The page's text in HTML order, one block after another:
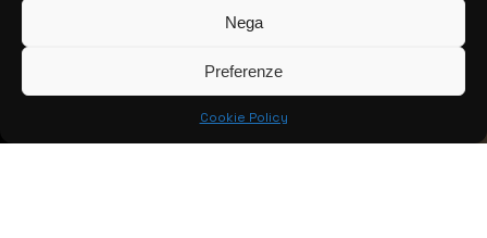
Nega
Preferenze
Cookie Policy